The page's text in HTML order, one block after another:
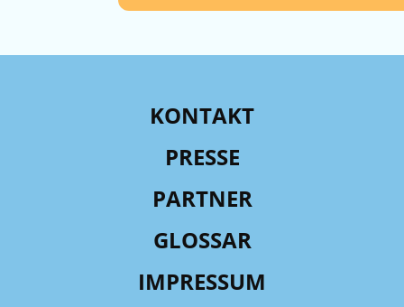
KONTAKT
PRESSE
PARTNER
GLOSSAR
IMPRESSUM